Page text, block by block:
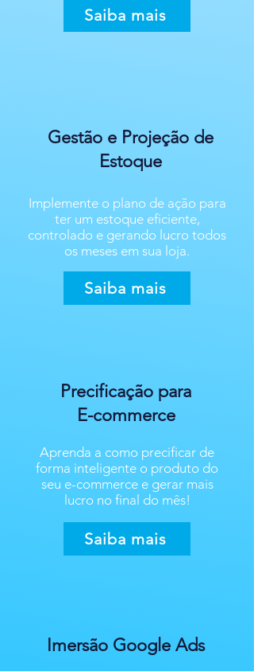
Saiba mais
Gestão e Projeção de
Estoque
Implemente o plano de ação para
ter um estoque eficiente,
controlado e gerando lucro todos
os meses em sua loja.
Saiba mais
Precificação para
E-commerce
Aprenda a como precificar de
forma inteligente o produto do
seu e-commerce e gerar mais
lucro no final do mês!
Saiba mais
Imersão Google Ads